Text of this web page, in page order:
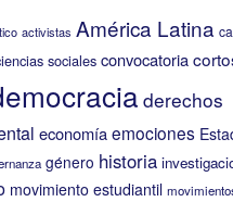
activistas América Latina
sociales convocatoria
derechos
economíaemociones
género historia
movimiento estudiantil